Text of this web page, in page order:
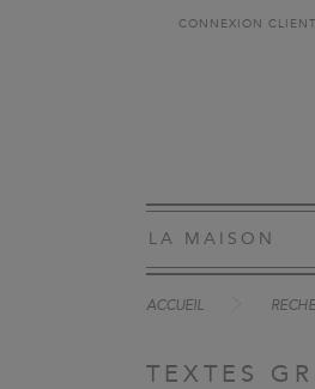
CONNEXION CLIENT
LA MAISON
ACCUEIL
TEXTES